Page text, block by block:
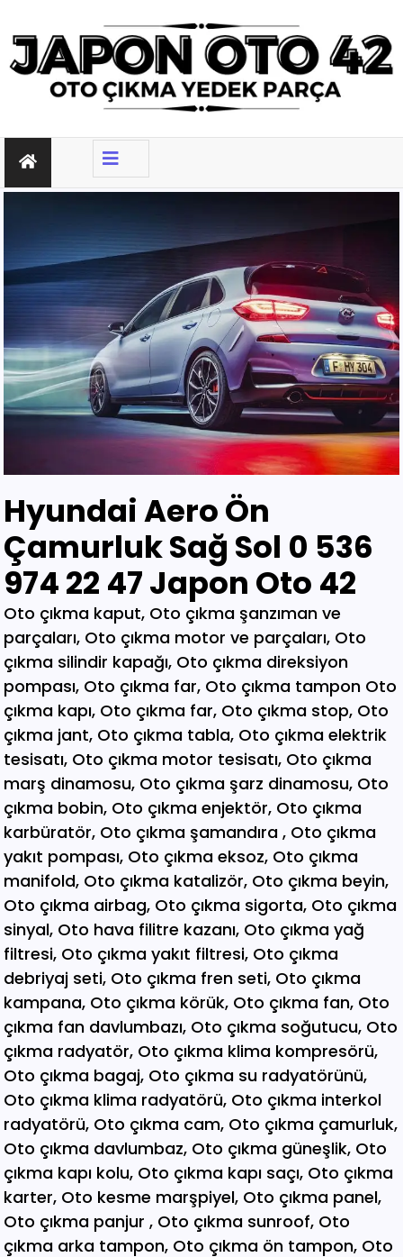
Hyundai Aero Ön
Çamurluk Sağ Sol 0 536
974 22 47 Japon Oto 42
Oto çıkma kaput, Oto çıkma şanzıman ve parçaları, Oto çıkma motor ve parçaları, Oto çıkma silindir kapağı, Oto çıkma direksiyon pompası, Oto çıkma far, Oto çıkma tampon Oto çıkma kapı, Oto çıkma far, Oto çıkma stop, Oto çıkma jant, Oto çıkma tabla, Oto çıkma elektrik tesisatı, Oto çıkma motor tesisatı, Oto çıkma marş dinamosu, Oto çıkma şarz dinamosu, Oto çıkma bobin, Oto çıkma enjektör, Oto çıkma karbüratör, Oto çıkma şamandıra , Oto çıkma yakıt pompası, Oto çıkma eksoz, Oto çıkma manifold, Oto çıkma katalizör, Oto çıkma beyin, Oto çıkma airbag, Oto çıkma sigorta, Oto çıkma sinyal, Oto hava filitre kazanı, Oto çıkma yağ filtresi, Oto çıkma yakıt filtresi, Oto çıkma debriyaj seti, Oto çıkma fren seti, Oto çıkma kampana, Oto çıkma körük, Oto çıkma fan, Oto çıkma fan davlumbazı, Oto çıkma soğutucu, Oto çıkma radyatör, Oto çıkma klima kompresörü, Oto çıkma bagaj, Oto çıkma su radyatörünü, Oto çıkma klima radyatörü, Oto çıkma interkol radyatörü, Oto çıkma cam, Oto çıkma çamurluk, Oto çıkma davlumbaz, Oto çıkma güneşlik, Oto çıkma kapı kolu, Oto çıkma kapı saçı, Oto çıkma karter, Oto kesme marşpiyel, Oto çıkma panel, Oto çıkma panjur , Oto çıkma sunroof, Oto çıkma arka tampon, Oto çıkma ön tampon, Oto çıkma ayna, Oto çıkma amartisör, Oto çıkma el freni, Oto çıkma el fren tabancası, Oto çıkma direksiyon simidi, Oto çıkma koltuk, Oto çıkma vites topuzu, Oto çıkma göğüs, Oto çıkma torpido, Oto çıkma kilometre saati, Oto çıkma dingil, Oto çıkma blok, Oto çıkma motor bloğu, Oto çıkma krank, Oto çıkma eksantrik mili, Oto çıkma gaz kelebeği, Oto çıkma kompresör, Oto çıkma mafsal, Oto çıkma motor kulağı, Oto çıkma motor, Oto çıkma piston kolu, Oto çıkma segman, Oto çıkma rulman, Oto çıkma turbo, Oto çıkma yağ pompası, Oto çıkma şanzıman dişlisi, Oto çıkma mafsal, Oto çıkma sekromenç, Oto çıkma türbin, Oto çıkma volant, Oto çıkma aks, Oto çıkma akis, Oto çıkma direksiyon kutusu, Oto çıkma direksiyon mili, Oto çıkma helezyon yayı, Oto çıkma körük, Oto çıkma porya, Oto çıkma sis çerçevesi, Oto çıkma kapı menteşesi, Oto çıkma sis farı, Oto çıkma difaransiyel, Oto çıkma traves, Oto çıkma cam motoru, Oto çıkma sinyal, Oto çıkma cam düğmesi, Oto çıkma kapı döşemesi, Oto çıkma cam kirkosu, Oto çıkma kalorifer kutusu, Oto çıkma beşik, Oto çıkma filtre, Oto çıkma konsül, Oto çıkma tampon demiri, Oto çıkma kapı kilidi, Oto çıkma motor takozu, Oto çıkma kampana, Oto çıkma gösterge paneli, Oto çıkma taşıyıcı, Oto kesme tavan, Oto kesme marşpiyel, Oto kesme çamurluk, Oto kesme yarım arka, Oto çıkma hava akış metresi, Oto çıkma vestenhaouse, Oto çıkma vestibhouse, Oto çıkma park sensörü Oto çıkma kapı fitilleri, Oto çıkma cam düğmesi, Oto çıkma motor takozu, Oto çıkma vites topuzu, Oto çıkma far beyni, Oto çıkma motor beyni, Oto çıkma airbag beyni, Oto çıkma abs beyni, Oto çıkma şanzıman beyni, Oto parça, Oto çıkma yedek parça, Oto oto yedek parça, Oto sigorta kutusu, Oto çıkma su bidonu, Oto çıkma teyp, Oto çıkma cd çalar, Oto çıkma rölanti ayarlayıcı, Oto çıkma kolon kilidi, Oto çıkma kapı kilidi, Oto çıkma kapı iç açma kolu, Oto çıkma kapı çıtası, Oto çıkma tavan çıtası, Oto çıkma krank kasnağı, Oto çıkma eksantrik kasnağı, Oto çıkma alt travers, Oto çıkma arka dingil, Oto çıkma fren merkezi, Oto çıkma imop kutus, Oto çıkma sigorta tablası, Oto çıkma klima ekranı, Oto çıkma vakum, Oto çıkma orta havalandırma, Oto çıkma radyo ekranı, Oto çıkma yağ pompası, Oto çıkma şanzıman kulağı, Oto çıkma debriyaj bilyası, Oto çıkma direksiyon spotu, Oto çıkma direksiyon sargısı, Oto çıkma airbag sargısı, Oto çıkma tesisat kablosu, Oto çıkma klima paneli, Oto çıkma ön kapı, Oto çıkma arka kapı, Oto çıkma baskı balata, Oto çıkma volant, Oto çıkma yedek parça, Oto çıkma parça, Oto oto yedek parça, Oto parça, Çıkma parça, Oto çıkma parçaları, Çıkma parçaları, Oto yedek parça, Oto çıkma şanzıman, Oto çıkma hoparlör, Oto çıkma fren vakum, Oto çıkma map sensösrü, Oto çıkma cam silgi motoru, Oto çıkma cam silgi kolu, Oto çıkma flaşö, Oto çıkma vites levyesi, Oto çıkma turbo basınç Oto çıkma vestinghouse, Oto çıkma gaz pedalı, Oto çıkma su bidonu, Oto çıkma ganister, Oto çıkma tampon braketi, Oto çıkma çamurluk davlumbazı, Oto çıkma el fren teli, Oto çıkma şarj dinamosu, Oto çıkma biel kolu, Oto çıkma hava akış metresi, Oto çıkma eksoz sondası, Oto çıkma emme manifoldu, Oto çıkma fincan, Oto çıkma itici horozlar, Oto çıkma piyano mili, Oto çıkma vites halatı, Oto çıkma tavan döşemesi, Oto çıkma sanroof düğmesi, Oto çıkma sanroof camı, Oto çıkma tavan anteni, Oto çıkma kapı bantları, Oto çıkma kapı soketi, Oto çıkma kapı tesisatı, Oto çıkma koltuk ayar düğmesi, Oto çıkma kapı rayı, Oto çıkma şanzıman dişlisi, Oto çıkma reyil borusu, Oto çıkma buji kablosu, Oto çıkma yağ çubuğu, Oto çıkma distribitör kapağı, Oto çıkma termostat, Oto çıkma map sensörü, Oto çıkma motor kaputu, Oto çıkma kapı nikelajı, Oto çıkma tampon nikelajı, Oto çıkma fren disk, Oto çıkma debriyaj rulmanı, Oto çıkma karbüratör, Oto çıkma eksoz takozu, Oto çıkma körük, Oto çıkma cam su deposu, Oto çıkma genleşme kavanozu, Oto çıkma süspansiyon, Oto çıkma devirdaim hortumu, Oto çıkma travers, Oto çıkma yedek su deposu, Oto çıkma emme manifolt, Oto çıkma kaset çalar, Oto çıkma kapı bandı, Oto çıkma eksantrik horuzu, Oto çıkma xenon far beyni, Oto çıkma tampon ızgarası, Oto çıkma cd çalar, Oto çıkma yakıt deposu, Oto çıkma tampon kaplaması, Oto çıkma kaput mandalı, Oto çıkma el fren düğmesi, Oto çıkma dikiz aynası, Oto çıkma yarım motor, Oto çıkma turbo borusu, Oto çıkma dış ayna, Oto çıkma iç ayna, Oto çıkma tozluk kapağı, Oto çıkma tampon alt bagaliti, Oto çıkma toz kapağı, Oto çıkma parça ankara, Oto çıkma parça İstanbul, Oto çıkma parça adana, Oto çıkma parça elağzı, Oto çıkma parça izmir, Oto çıkma parça bursa, Oto çıkma parça Eskişehir, Oto çıkma parça kayseri, Oto çıkma parça Diyarbakır, Oto çıkma parça Şanlıurfa, Oto çıkma parça,Gaziantep Oto çıkma parça ağrı, Oto çıkma parça konya, Oto çıkma parça Yozgat, Oto çıkma parça Nevşehir, Oto çıkma parça Niğde, Oto çıkma parça Antaly, Oto çıkma parça malatya, Oto çıkma parça mardin, Oto çıkma parça van, Oto çıkma parça hakkari, Oto çıkma parça,Erzurum Oto çıkma parça sivas, Oto çıkma parça Trabzon, Oto çıkma parça çorum, Oto çıkma parça samsun, Oto çıkma parça bolu, Oto çıkma parça afyon, Oto parça, Oto yedek parça, Oto oto yedek parça, Oto parçaları, Oto çıkmacı,yıldız sanayi sitesi ostim,otomobil yedek parça, çıkma parça oto yedek parça, Oto çıkma parça Oto parça, Oto çıkma parça , çıkma Oto parça,Adana Oto Çıkma Parça , Adıyaman Oto Çıkma Parça Afyon Oto Çıkma Parça Ağrı Oto Çıkma Parça Aksaray Oto Çıkma Parça Amasya Oto Çıkma Parça Ankara Oto Çıkma Parça Antalya Oto Çıkma Parça Ardahan Oto Çıkma Parça Artvin Oto Çıkma Parça Aydın Oto Çıkma Parça Balıkesir Oto Çıkma Parça Bartın Oto Çıkma Parça Batman Oto Çıkma Parça Bayburt Oto Çıkma Parça Bilecik Oto Çıkma Parça Bingöl Oto Çıkma Parça Bitlis Oto Çıkma Parça Bolu Oto Çıkma Parça Bursa Oto Çıkma Parça Çanakkale Oto Çıkma Parça Çankırı Oto Çıkma Parça Çorum Oto Çıkma Parça Denizli Oto Çıkma Parça Diyarbakır Oto Çıkma Parça Düzce Oto Çıkma Parça Edirne Oto Çıkma Parça Elazığ Oto Çıkma Parça Erzincan Oto Çıkma Parça Erzurum Oto Çıkma Parça Eskişehir Oto Çıkma Parça Gaziantep Oto Çıkma Parça Giresun Oto Çıkma Parça Gümüşhane Oto Çıkma Parça Hakkari Oto Çıkma Parça Hatay Oto Çıkma Parça Iğdır Oto Çıkma Parça Isparta Oto Çıkma Parça İstanbul Oto Çıkma Parça İzmir Oto Çıkma Parça Kahramanmaraş Oto Çıkma Karabük Oto Çıkma Parça Karaman Oto Çıkma Parça Kars Oto Çıkma Parça Kastamonu Oto Çıkma Parça Kayseri Oto Çıkma Parça Kilis Oto Çıkma Parça Kırıkkale Oto Çıkma Parça Kırklareli Oto Çıkma Parça Kırşehir Oto Çıkma Parça Kocaeli Oto Çıkma Parça Konya Oto Çıkma Parça Kütahya Oto Çıkma Parça Malatya Oto Çıkma Parça Manisa Yedek Parça Mardin Oto Çıkma Parça Mersin Oto Çıkma Parça Muğla Oto Çıkma Parça Nevşehir Oto Çıkma Parça Niğde Oto Çıkma Parça Ordu Oto Çıkma Parça Osmaniye Oto Çıkma Parça Rize Oto Çıkma Parça Sakarya Oto Çıkma Parça Samsun Oto Çıkma Parça Şanlıurfa Oto Çıkma Parça Siirt Oto Çıkma Parça Sinop Oto Çıkma Parça Şırnak Oto Çıkma Parça Sivas Oto Çıkma Parça Oto Çıkma Parça Tekirdağ Oto Çıkma Parça Tokat Oto Çıkma Parça Trabzon Oto Çıkma Parça Tunceli Oto Çıkma Parça Uşak Oto Çıkma Parça Van Oto Çıkma Parça Yalova Oto Çıkma Parça Yozgat Oto Çıkma Parça Zonguldak Oto Çıkma Parça Online Oto Çıkma Parça Düzce Oto Çıkma Parça Osmaniye Oto Çıkma Parça Kilis Oto Çıkma Parça Karabük Oto Çıkma Parça Yalova Oto Çıkma Parça Iğdır Oto Çıkma Parça Ardahan Oto Çıkma Parça Bartın Oto Çıkma Parça Şırnak Oto Çıkma Parça Adana Oto Çıkma yedek Parça Adıyaman Oto Çıkma yedek Afyon Oto Çıkma yedek Parça Ağrı Oto Çıkma yedek Parça Aksaray Oto Çıkma yedek Parça Amasya Oto Çıkma yedek Parça Ankara Oto Çıkma yedek Parça Antalya Oto Çıkma yedek Parça Ardahan Oto Çıkma yedek Parça Artvin Oto Çıkma yedek Parça Aydın Oto Çıkma yedek Parça Balıkesir Oto Çıkma yedek Parça Bartın Oto Çıkma yedek Parça Batman Oto Çıkma yedek Parça Bayburt Oto Çıkma yedek Parça Bilecik Oto Çıkma yedek Parça Bingöl Oto Çıkma yedek Parça Bitlis Oto Çıkma yedek Parça Bolu Oto Çıkma yedek Parça Bursa Oto Çıkma yedek Parça Çanakkale Oto Çıkma yedek Çankırı Oto Çıkma yedek Parça Çorum Oto Çıkma yedek Parça Denizli Oto Çıkma yedek Parça Diyarbakır Oto Çıkma yedek Düzce Oto Çıkma yedek Parça Edirne Oto Çıkma yedek Parça Elazığ Oto Çıkma yedek Parça Erzincan Oto Çıkma yedek Parça Erzurum Oto Çıkma yedek Parça Eskişehir Oto Çıkma yedek Parça Gaziantep Oto Çıkma yedek Giresun Oto Çıkma yedek Parça Gümüşhane Oto Çıkma yedek Hakkari Oto Çıkma yedek Parça Hatay Oto Çıkma yedek Parça Iğdır Oto Çıkma yedek Parça Isparta Oto Çıkma yedek Parça İstanbul Oto Çıkma yedek Parça İzmir Oto Çıkma yedek Parça Kahramanmaraş Oto Çıkma Karabük Oto Çıkma yedek Parça Karaman Oto Çıkma yedek Parça Kars Oto Çıkma yedek Parça Kastamonu Oto Çıkma yedek Kayseri Oto Çıkma yedek Parça Kilis Oto Çıkma yedek Parça Oto Çıkma Şarj Dinamosu, Oto Çıkma Taban Döşemeleri, Tekirdağ O